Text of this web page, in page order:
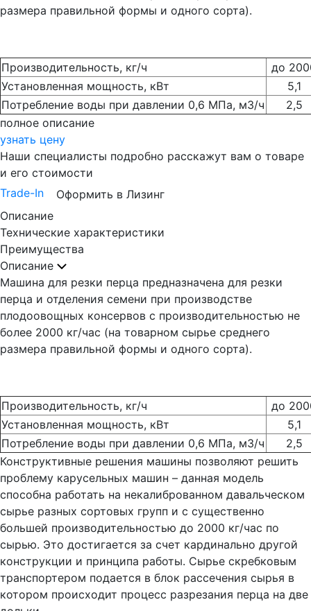
размера правильной формы и одного сорта).
Производительность, кг/ч
до
Установленная мощность, кВт
5,1
Потребление воды при давлении 0,6 МПа, м3/ч
2,5
полное описание
узнать цену
Наши специалисты подробно расскажут вам о товаре
и его стоимости
Trade-In
Оформить в Лизинг
Описание
Технические характеристики
Преимущества
Описание
Машина для резки перца предназначена для резки
перца и отделения семени при производстве
плодоовощных консервов с производительностью не
более 2000 кг/час (на товарном сырье среднего
размера правильной формы и одного сорта).
Производительность, кг/ч
до
Установленная мощность, кВт
5,1
Потребление воды при давлении 0,6 МПа, м3/ч
2,5
Конструктивные решения машины позволяют решить
проблему карусельных машин – данная модель
способна работать на некалиброванном давальческом
сырье разных сортовых групп и с существенно
большей производительностью до 2000 кг/час по
сырью. Это достигается за счет кардинально другой
конструкции и принципа работы. Сырье скребковым
транспортером подается в блок рассечения сырья в
котором происходит процесс разрезания перца на две